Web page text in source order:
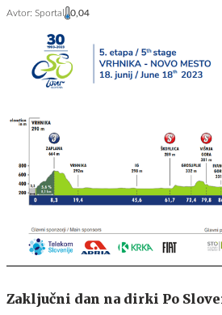
Avtor: Sportal 0,04
Zaključni dan na dirki Po